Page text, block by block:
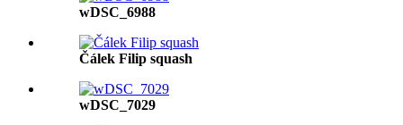
wDSC_6988
Čálek Filip squash
wDSC_7029